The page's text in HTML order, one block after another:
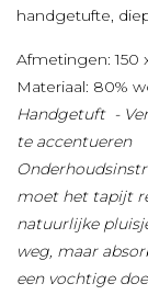
handgetufte,
Afmetingen: 150
Materiaal: 80%
Handgetuft -
te accentueren
moet het tapijt
natuurlijke
weg, maar
een vochtige